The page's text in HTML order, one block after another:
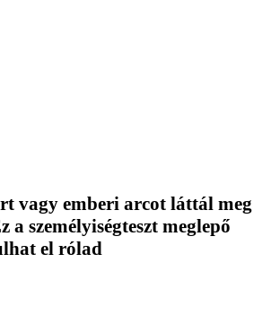
vagy emberi arcot láttál meg
a személyiségteszt meglepő
el rólad